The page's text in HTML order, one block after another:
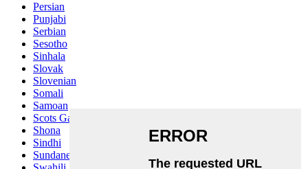
Persian
Punjabi
Serbian
Sesotho
Sinhala
Slovak
Slovenian
Somali
Samoan
Scots Gaelic
Shona
Sindhi
Sundanese